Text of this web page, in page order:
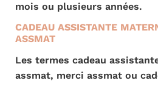
mois ou plusieurs années.
CADEAU ASSISTANTE
ASSMAT
Les termes cadeau
assmat, merci assmat ou